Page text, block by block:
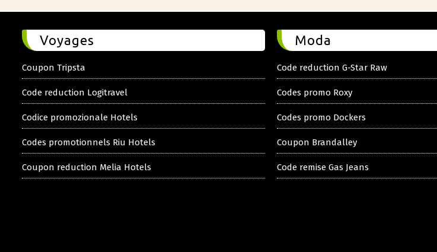
Voyages
Coupon Tripsta
Code reduction Logitravel
Codice promozionale Hotels
Codes promotionnels Riu Hotels
Coupon reduction Melia Hotels
Moda
Code reduction G-Star Raw
Codes promo Roxy
Codes promo Dockers
Coupon Brandalley
Code remise Gas Jeans